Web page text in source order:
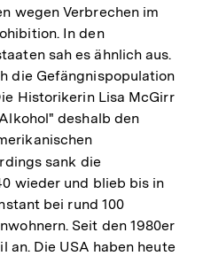
wegen Verbrechen im
In den
sah es ähnlich aus.
die Gefängnispopulation
Historikerin Lisa McGirr
deshalb den
sank die
wieder und blieb bis in
bei rund 100
Seit den 1980er
an. Die USA haben heute